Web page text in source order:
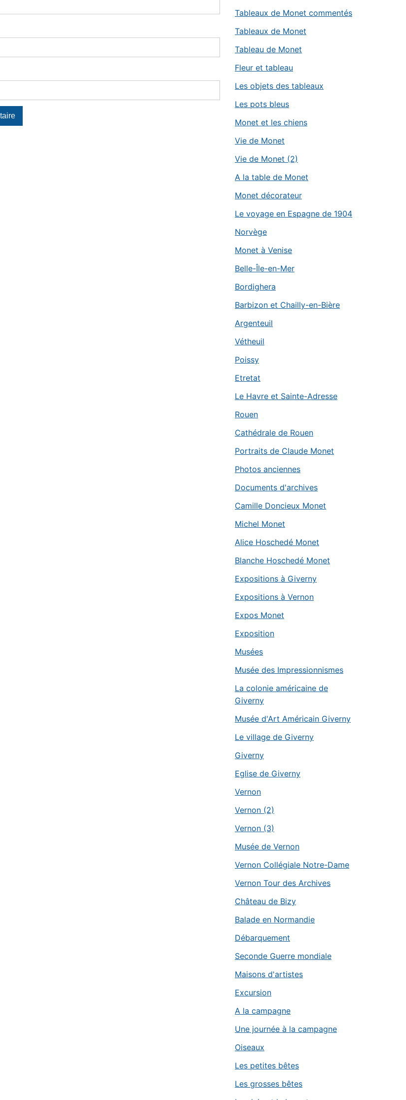
Tableaux de Monet commentés
Tableaux de Monet
Tableau de Monet
Fleur et tableau
Les objets des tableaux
Les pots bleus
Monet et les chiens
Vie de Monet
Vie de Monet (2)
A la table de Monet
Monet décorateur
Le voyage en Espagne de 1904
Norvège
Monet à Venise
Belle-Île-en-Mer
Bordighera
Barbizon et Chailly-en-Bière
Argenteuil
Vétheuil
Poissy
Etretat
Le Havre et Sainte-Adresse
Rouen
Cathédrale de Rouen
Portraits de Claude Monet
Photos anciennes
Documents d'archives
Camille Doncieux Monet
Michel Monet
Alice Hoschedé Monet
Blanche Hoschedé Monet
Expositions à Giverny
Expositions à Vernon
Expos Monet
Exposition
Musées
Musée des Impressionnismes
La colonie américaine de
Giverny
Musée d'Art Américain Giverny
Le village de Giverny
Giverny
Eglise de Giverny
Vernon
Vernon (2)
Vernon (3)
Musée de Vernon
Vernon Collégiale Notre-Dame
Vernon Tour des Archives
Château de Bizy
Balade en Normandie
Débarquement
Seconde Guerre mondiale
Maisons d'artistes
Excursion
A la campagne
Une journée à la campagne
Oiseaux
Les petites bêtes
Les grosses bêtes